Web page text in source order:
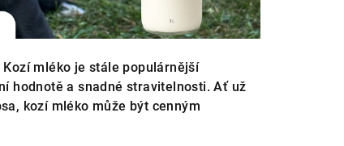
Kozí mléko je stále populárnější
hodnotě a snadné stravitelnosti. Ať už
kozí mléko může být cenným